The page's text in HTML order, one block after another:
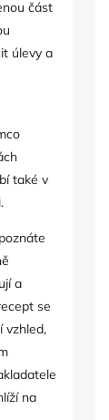
část
úlevy a
také v
a
se
vzhled,
na